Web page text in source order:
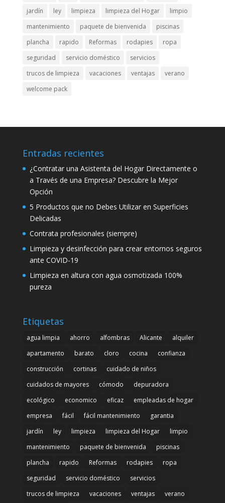
jardín
ley limpieza limpieza del Hogar
limpio
mantenimiento
paquete de bienvenida
piscinas
plancha
rapido Reformas rodapies
ropa
seguridad
servicio doméstico
servicios
trucos de limpieza
vacaciones ventajas
verano
welcome pack
Entradas recientes
¿Contratar una Asistenta del Hogar Directamente o
a Través de una Empresa? Descubre la Mejor
Opción
5 Productos que no Debes Utilizar en Superficies
Delicadas
Contrata profesionales (siempre)
Limpieza y desinfección para crear entornos seguros
ante COVID-19
Limpieza en altura con agua osmotizada 100%
pureza
Etiquetas
agua limpia ahorro alfombras Alicante
alquiler
apartamento
barato cloro cocina
confianza
construcción
cortinas
cuidado de niños
cuidados de mayores
cómodo
depuradora
ecológico
economico eficaz
empleadas de hogar
empresa
fácil fácil mantenimiento
garantia
jardín
ley limpieza limpieza del Hogar
limpio
mantenimiento
paquete de bienvenida
piscinas
plancha
rapido Reformas rodapies
ropa
seguridad
servicio doméstico
servicios
trucos de limpieza
vacaciones ventajas verano